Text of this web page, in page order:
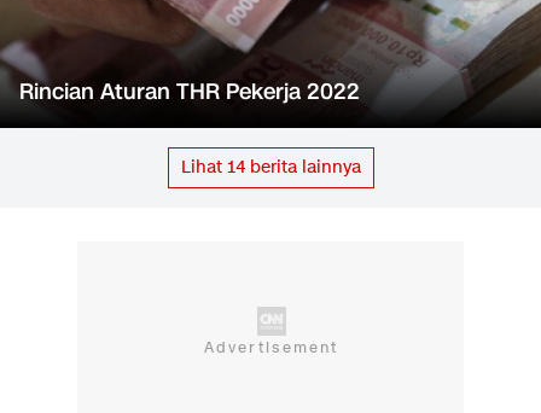
Rincian Aturan THR Pekerja 2022
Lihat 14berita lainnya